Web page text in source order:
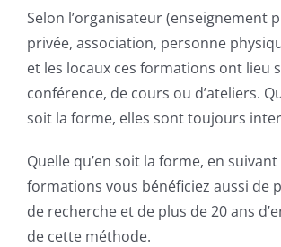
Selon l’organisateur (enseignement
privée, association, personne
et les locaux ces formations ont lieu
conférence, de cours ou d’ateliers.
soit la forme, elles sont toujours
Quelle qu’en soit la forme, en suivant
formations vous bénéficiez aussi de
de recherche et de plus de 20 ans
de cette méthode.